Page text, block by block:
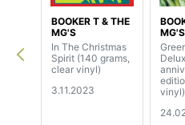
BOOKER T & THE
MG'S
In The Christmas
Spirit (140 grams,
clear vinyl)
3.11.2023
MG'S
vinyl)